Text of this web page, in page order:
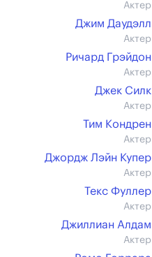
Актер
Джим Даудэлл
Актер
Ричард Грэйдон
Актер
Джек Силк
Актер
Тим Кондрен
Актер
Джордж Лэйн Купер
Актер
Текс Фуллер
Актер
Джиллиан Алдам
Актер